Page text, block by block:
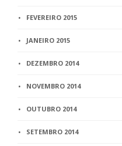
FEVEREIRO 2015
JANEIRO 2015
DEZEMBRO 2014
NOVEMBRO 2014
OUTUBRO 2014
SETEMBRO 2014